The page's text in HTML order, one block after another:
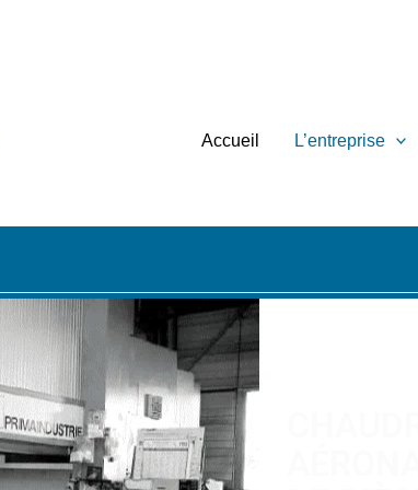
Accueil L’entreprise